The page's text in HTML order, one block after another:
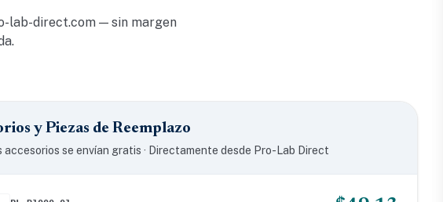
lab-direct.com — sin margen
y Piezas de Reemplazo
accesorios se envían gratis · Directamente desde Pro-Lab Direct